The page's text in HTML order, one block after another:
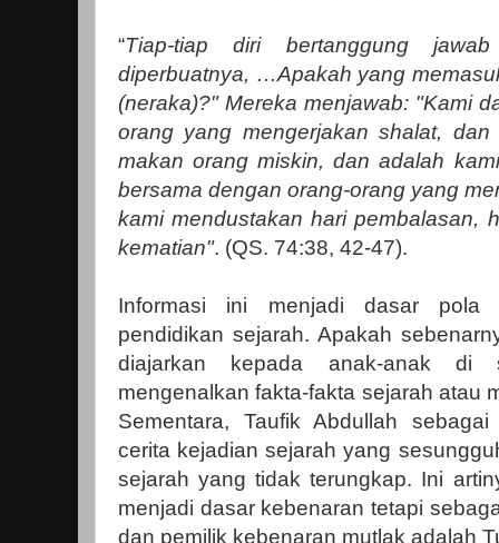
“Tiap-tiap diri bertanggung
diperbuatnya, …Apakah yang
(neraka)?" Mereka menjawab: "Kami
orang yang mengerjakan shalat,
makan orang miskin, dan adalah
bersama dengan orang-orang yang
kami mendustakan hari pembalasan,
kematian". (QS. 74:38, 42-47).
Informasi ini menjadi dasar pola
pendidikan sejarah. Apakah
diajarkan kepada anak-anak di
mengenalkan fakta-fakta sejarah atau
Sementara, Taufik Abdullah
cerita kejadian sejarah yang
sejarah yang tidak terungkap. Ini
menjadi dasar kebenaran tetapi
dan pemilik kebenaran mutlak adalah